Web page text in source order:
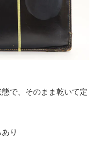
で、そのまま乾いて定
り